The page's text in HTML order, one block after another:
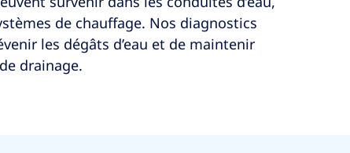
de chauffage. Nos diagnostics
les dégâts d’eau et de maintenir
drainage.